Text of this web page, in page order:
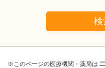
検
※このページの医療機関・薬局は